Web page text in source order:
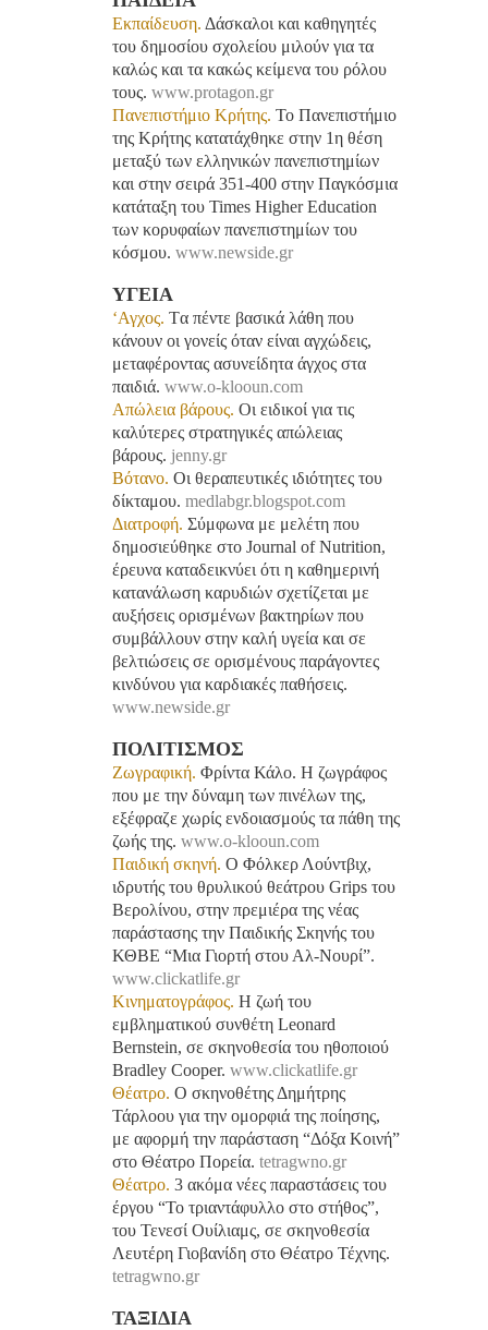
Εκπαίδευση. Δάσκαλοι και καθηγητές
του δημοσίου σχολείου μιλούν για τα
καλώς και τα κακώς κείμενα του ρόλου
τους. www.protagon.gr
Πανεπιστήμιο Κρήτης. Το Πανεπιστήμιο
της Κρήτης κατατάχθηκε στην 1η θέση
μεταξύ των ελληνικών πανεπιστημίων
και στην σειρά 351-400 στην Παγκόσμια
κατάταξη του Times Higher Education
των κορυφαίων πανεπιστημίων του
κόσμου. www.newside.gr
ΥΓΕΙΑ
‘Αγχος. Tα πέντε βασικά λάθη που
κάνουν οι γονείς όταν είναι αγχώδεις,
μεταφέροντας ασυνείδητα άγχος στα
παιδιά. www.o-klooun.com
Απώλεια βάρους. Οι ειδικοί για τις
καλύτερες στρατηγικές απώλειας
βάρους. jenny.gr
Βότανο. Οι θεραπευτικές ιδιότητες του
δίκταμου. medlabgr.blogspot.com
Διατροφή. Σύμφωνα με μελέτη που
δημοσιεύθηκε στο Journal of Nutrition,
έρευνα καταδεικνύει ότι η καθημερινή
κατανάλωση καρυδιών σχετίζεται με
αυξήσεις ορισμένων βακτηρίων που
συμβάλλουν στην καλή υγεία και σε
βελτιώσεις σε ορισμένους παράγοντες
κινδύνου για καρδιακές παθήσεις.
www.newside.gr
ΠΟΛΙΤΙΣΜΟΣ
Ζωγραφική. Φρίντα Κάλο. Η ζωγράφος
που με την δύναμη των πινέλων της,
εξέφραζε χωρίς ενδοιασμούς τα πάθη της
ζωής της. www.o-klooun.com
Παιδική σκηνή. Ο Φόλκερ Λούντβιχ,
ιδρυτής του θρυλικού θεάτρου Grips του
Βερολίνου, στην πρεμιέρα της νέας
παράστασης την Παιδικής Σκηνής του
ΚΘΒΕ “Μια Γιορτή στου Αλ-Νουρί”.
www.clickatlife.gr
Κινηματογράφος. Η ζωή του
εμβληματικού συνθέτη Leonard
Bernstein, σε σκηνοθεσία του ηθοποιού
Bradley Cooper. www.clickatlife.gr
Θέατρο. O σκηνοθέτης Δημήτρης
Τάρλοου για την ομορφιά της ποίησης,
με αφορμή την παράσταση “Δόξα Κοινή”
στο Θέατρο Πορεία. tetragwno.gr
Θέατρο. 3 ακόμα νέες παραστάσεις του
έργου “Το τριαντάφυλλο στο στήθος”,
του Τενεσί Ουίλιαμς, σε σκηνοθεσία
Λευτέρη Γιοβανίδη στο Θέατρο Τέχνης.
tetragwno.gr
ΤΑΞΙΔΙΑ